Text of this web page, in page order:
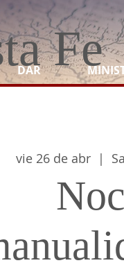
Fe
DAR
vie 26 de abr
  |